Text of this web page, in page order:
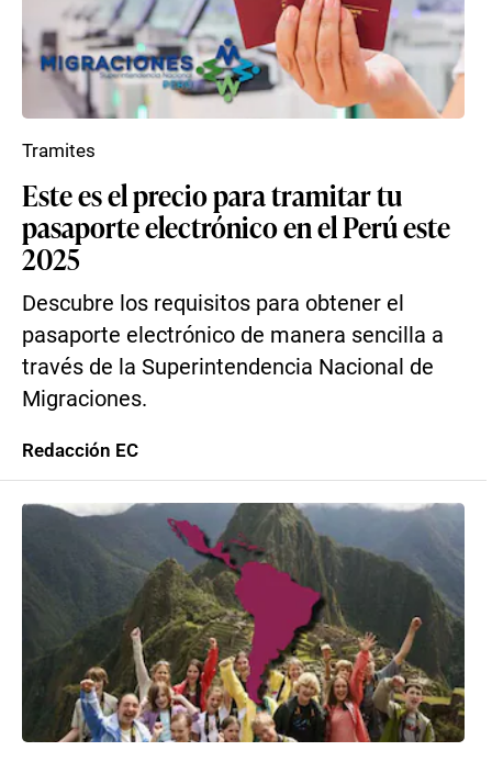
Este es el precio para tramitar tu
pasaporte electrónico en el Perú este
2025
Descubre los requisitos para obtener el
pasaporte electrónico de manera sencilla a
través de la Superintendencia Nacional de
Migraciones.
Tramites
Redacción EC